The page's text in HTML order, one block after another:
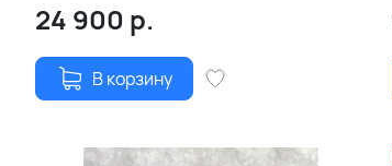
24 900 р.
В корзину